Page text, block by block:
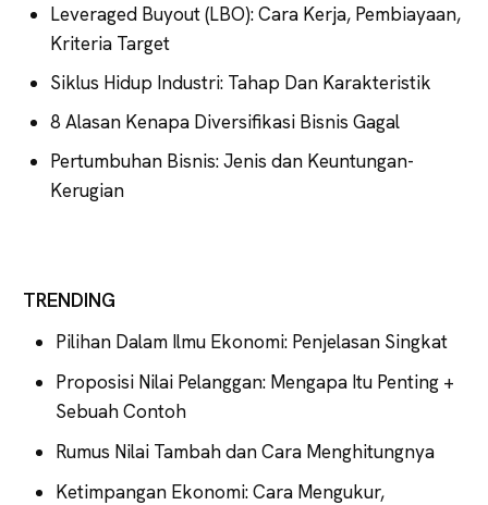
Leveraged Buyout (LBO): Cara Kerja, Pembiayaan,
Kriteria Target
Siklus Hidup Industri: Tahap Dan Karakteristik
8 Alasan Kenapa Diversifikasi Bisnis Gagal
Pertumbuhan Bisnis: Jenis dan Keuntungan-
Kerugian
TRENDING
Pilihan Dalam Ilmu Ekonomi: Penjelasan Singkat
Proposisi Nilai Pelanggan: Mengapa Itu Penting +
Sebuah Contoh
Rumus Nilai Tambah dan Cara Menghitungnya
Ketimpangan Ekonomi: Cara Mengukur,